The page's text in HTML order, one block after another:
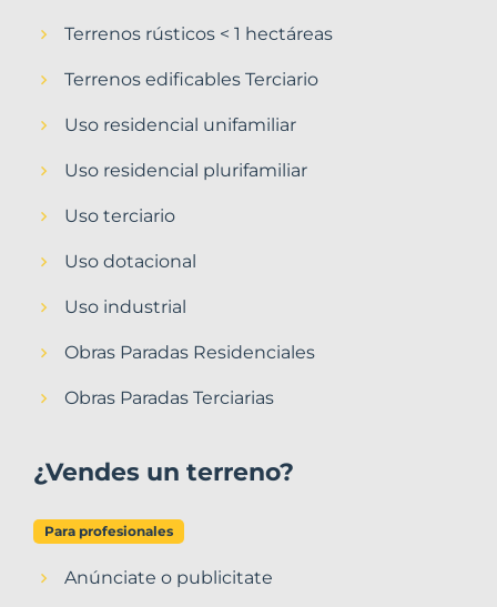
Terrenos rústicos < 1 hectáreas
Terrenos edificables Terciario
Uso residencial unifamiliar
Uso residencial plurifamiliar
Uso terciario
Uso dotacional
Uso industrial
Obras Paradas Residenciales
Obras Paradas Terciarias
¿Vendes un terreno?
Para profesionales
Anúnciate o publicitate